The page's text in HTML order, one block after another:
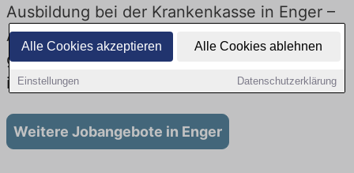
Alle Cookies akzeptieren Alle Cookies ablehnen
Einstellungen Datenschutzerklärung
Ausbildung bei der Krankenkasse in Enger –
Ausbildungsplätze und Lehrstellen: Aktuell
gibt es keine Stellenangebote für Ausbildung
in Enger
Weitere Jobangebote in Enger